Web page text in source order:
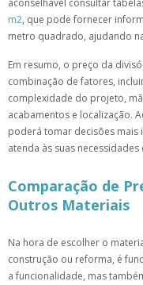
aconselhável consultar
m2, que pode fornecer
metro quadrado, ajudando
Em resumo, o preço da
combinação de fatores,
complexidade do projeto,
acabamentos e localização.
poderá tomar decisões
atenda às suas
Comparação de
Outros Materiais
Na hora de escolher o
construção ou reforma, é
a funcionalidade, mas